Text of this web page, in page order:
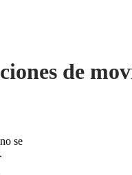
de
se